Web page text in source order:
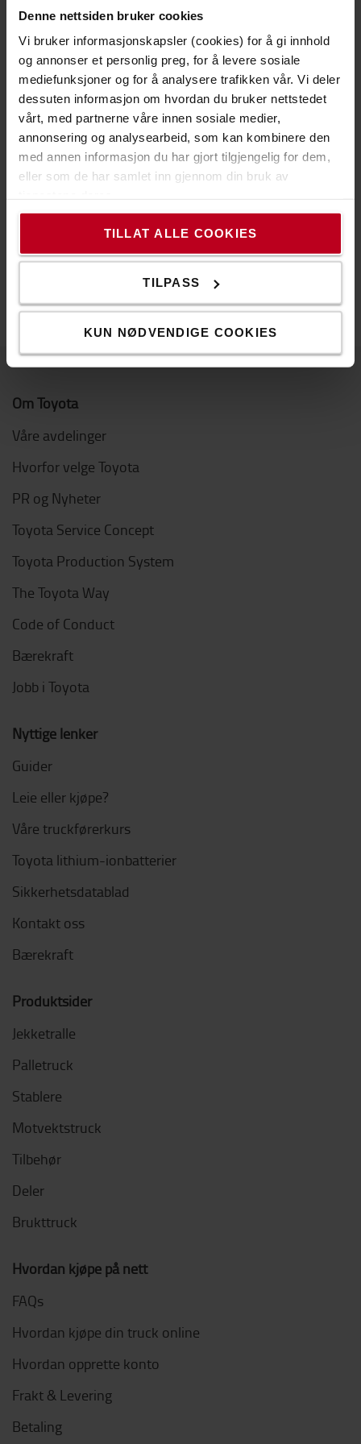
Denne nettsiden bruker cookies
Vi bruker informasjonskapsler (cookies) for å gi innhold
og annonser et personlig preg, for å levere sosiale
mediefunksjoner og for å analysere trafikken vår. Vi deler
dessuten informasjon om hvordan du bruker nettstedet
vårt, med partnerne våre innen sosiale medier,
annonsering og analysearbeid, som kan kombinere den
med annen informasjon du har gjort tilgjengelig for dem,
eller som de har samlet inn gjennom din bruk av
TILLAT ALLE COOKIES
TILPASS
KUN NØDVENDIGE COOKIES
stillinger.
FØLG OSS
Følg oss på YouTube
Abonner på vår YouTube-kanal hvor du kan finne
FØLG OSS
Om Toyota
Våre avdelinger
Hvorfor velge Toyota
PR og Nyheter
Toyota Service Concept
Toyota Production System
The Toyota Way
Code of Conduct
Bærekraft
Jobb i Toyota
Nyttige lenker
Guider
Leie eller kjøpe?
Våre truckførerkurs
Toyota lithium-ionbatterier
Sikkerhetsdatablad
Kontakt oss
Bærekraft
Produktsider
Jekketralle
Palletruck
Stablere
Motvektstruck
Tilbehør
Deler
Brukttruck
Hvordan kjøpe på nett
FAQs
Hvordan kjøpe din truck online
Hvordan opprette konto
Frakt & Levering
Betaling